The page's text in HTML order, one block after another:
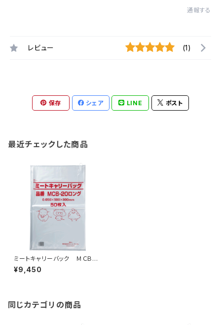
通報する
レビュー (1)
保存 シェア LINE ポスト
最近チェックした商品
ミートキャリーバック ＭＣＢ－
20ロング 紐付 400枚（50
枚×8冊）
¥9,450
同じカテゴリの商品